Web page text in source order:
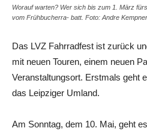
Worauf warten? Wer sich bis zum 1. März
vom Frühbucherra- batt. Foto: Andre Kempner
Das LVZ Fahrradfest ist zurück
mit neuen Touren, einem neuen
Veranstaltungsort. Erstmals geht
das Leipziger Umland.
Am Sonntag, dem 10. Mai, geht